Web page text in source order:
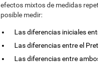
efectos mixtos de medidas
posible medir:
Las diferencias iniciales
Las diferencias entre el
Las diferencias entre